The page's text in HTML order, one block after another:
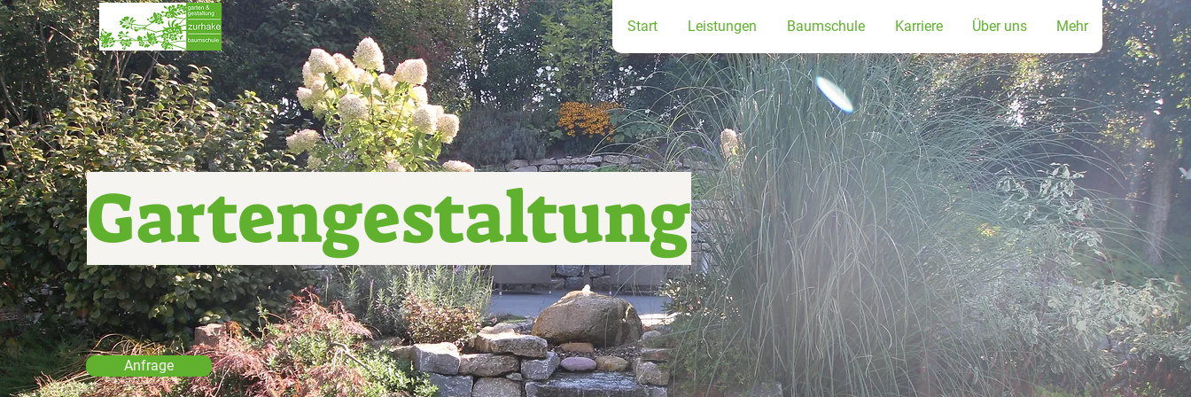
Start Leistungen Baumschule Karriere Über uns Mehr
Gartengestaltung
Anfrage